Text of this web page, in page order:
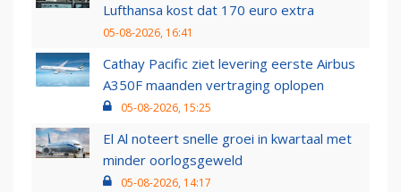
Lufthansa kost dat 170 euro extra
05-08-2026, 16:41
Cathay Pacific ziet levering eerste Airbus
A350F maanden vertraging oplopen
05-08-2026, 15:25
El Al noteert snelle groei in kwartaal met
minder oorlogsgeweld
05-08-2026, 14:17